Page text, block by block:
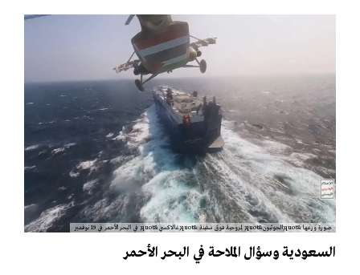
صورة وزعها &quot;الحوثيون&quot; لمروحية فوق سفينة &quot;غالاكسي&quot; في البحر الأحمر في 19 نوفمبر
السعودية وسؤال الملاحة في البحر الأحمر